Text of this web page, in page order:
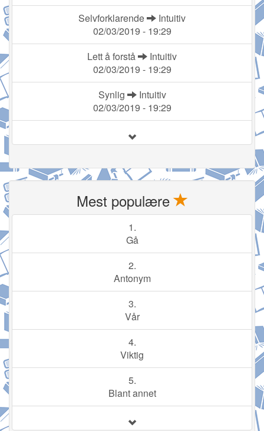
Selvforklarende
Intuitiv
02/03/2019 - 19:29
Lett å forstå
Intuitiv
02/03/2019 - 19:29
Synlig
Intuitiv
02/03/2019 - 19:29
Mest populære
1.
Gå
2.
Antonym
3.
Vår
4.
Viktig
5.
Blant annet